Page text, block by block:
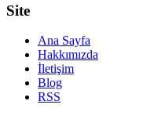
Site
Ana Sayfa
Hakkımızda
İletişim
Blog
RSS